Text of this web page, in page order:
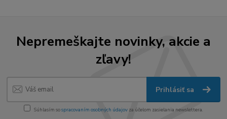
Nepremeškajte novinky, akcie a
zľavy!
Prihlásiť sa
Súhlasím sospracovaním osobných údajov za účelom zasielania newslettera.